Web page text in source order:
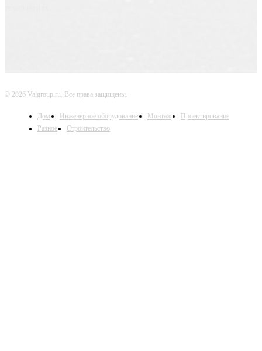
© 2026 Valgroup.ru. Все права защищены.
Дом Инженерное оборудование Монтаж
Проектирование
Разное
Строительство